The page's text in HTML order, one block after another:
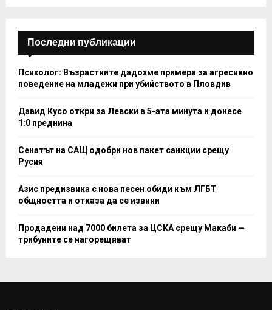
H
Последни публикации
Психолог: Възрастните дадохме примера за агресивно
поведение на младежи при убийството в Пловдив
Давид Кусо откри за Левски в 5-ата минута и донесе
1:0 преднина
Сенатът на САЩ одобри нов пакет санкции срещу
Русия
Азис предизвика с нова песен обиди към ЛГБТ
общността и отказа да се извини
Продадени над 7000 билета за ЦСКА срещу Макаби —
трибуните се нагорещяват